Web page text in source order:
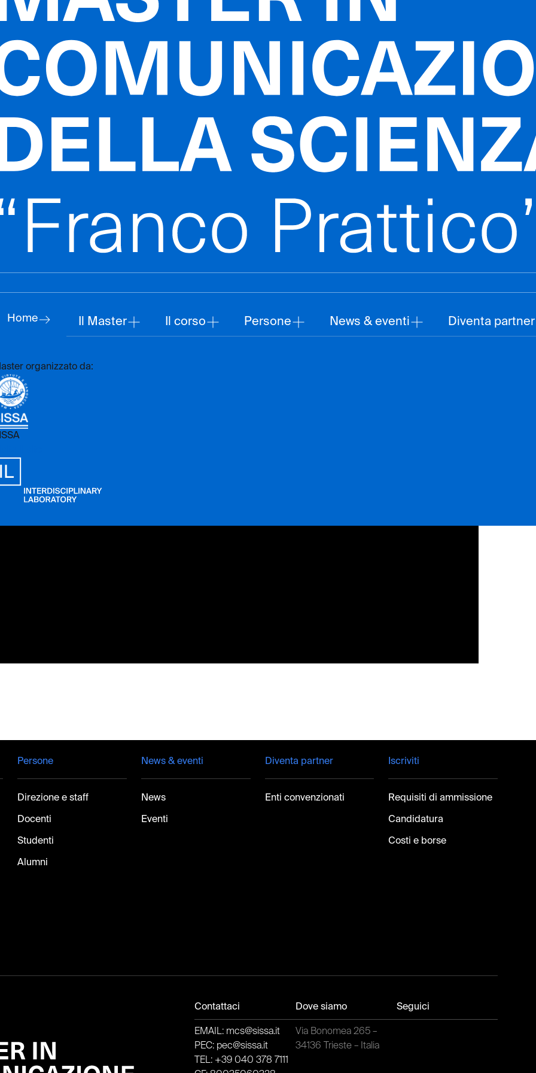
Home Il Master Il corso Persone News & eventi Diventa partner
organizzato da:
Persone
Direzione e staff
Docenti
Studenti
Alumni
News & eventi
News
Eventi
Diventa partner
Enti convenzionati
Iscriviti
Requisiti di ammissione
Candidatura
Costi e borse
Contattaci
EMAIL: mcs@sissa.it
PEC: pec@sissa.it
TEL: +39 040 378 7111
Dove siamo
Via Bonomea 265 –
34136 Trieste – Italia
Seguici